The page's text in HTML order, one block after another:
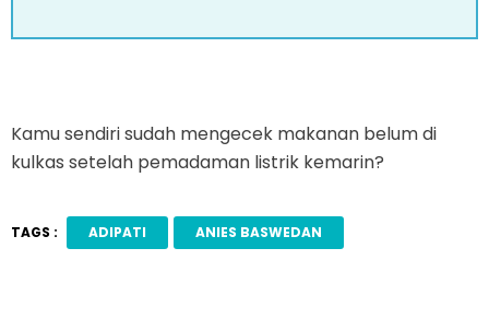
Kamu sendiri sudah mengecek makanan belum di
kulkas setelah pemadaman listrik kemarin?
TAGS : ADIPATI ANIES BASWEDAN